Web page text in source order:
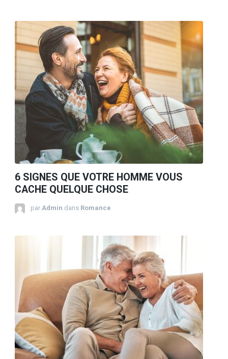
6 SIGNES QUE VOTRE HOMME VOUS
CACHE QUELQUE CHOSE
par Admin dans Romance